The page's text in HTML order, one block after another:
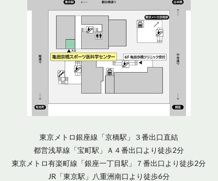
東京メトロ銀座線「京橋駅」３番出口直結
都営浅草線「宝町駅」Ａ４番出口より徒歩2分
東京メトロ有楽町線「銀座一丁目駅」７番出口より徒歩2分
JR「東京駅」八重洲南口より徒歩6分